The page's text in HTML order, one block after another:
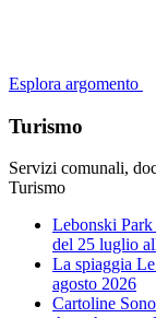
Esplora argomento
Turismo
Servizi comunali,
Turismo
Lebonski
del 25 luglio
La spiaggia
agosto 2026
Cartoline